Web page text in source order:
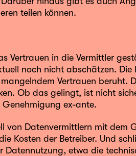
teilen können.
Vertrauen in die Vermittler
noch nicht abschätzen.
Vertrauen beruht.
Ob das gelingt, ist nicht
ex-ante.
von Datenvermittlern mit dem
Kosten der Betreiber. Und
Datennutzung, etwa die